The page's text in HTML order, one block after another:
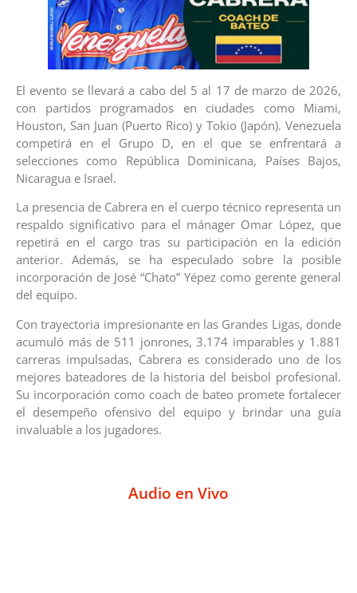
El evento se llevará a cabo del 5 al 17 de marzo de 2026,
con partidos programados en ciudades como Miami,
Houston, San Juan (Puerto Rico) y Tokio (Japón). Venezuela
competirá en el Grupo D, en el que se enfrentará a
selecciones como República Dominicana, Países Bajos,
Nicaragua e Israel.
La presencia de Cabrera en el cuerpo técnico representa un
respaldo significativo para el mánager Omar López, que
repetirá en el cargo tras su participación en la edición
anterior. Además, se ha especulado sobre la posible
incorporación de José “Chato” Yépez como gerente general
del equipo.
Con trayectoria impresionante en las Grandes Ligas, donde
acumuló más de 511 jonrones, 3.174 imparables y 1.881
carreras impulsadas, Cabrera es considerado uno de los
mejores bateadores de la historia del beisbol profesional.
Su incorporación como coach de bateo promete fortalecer
el desempeño ofensivo del equipo y brindar una guía
invaluable a los jugadores.
Audio en Vivo